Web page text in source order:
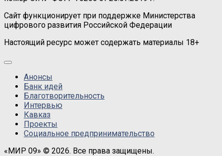
Сайт функционирует при поддержке Министерства
цифрового развития Российской Федерации
Настоящий ресурс может содержать материалы 18+
Анонсы
Банк идей
Благотворительность
Интервью
Кавказ
Проекты
Социальное предпринимательство
«МИР 09» © 2026. Все права защищены.